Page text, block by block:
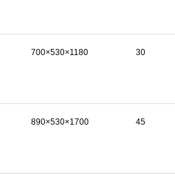
700×530×1180 30
890×530×1700 45